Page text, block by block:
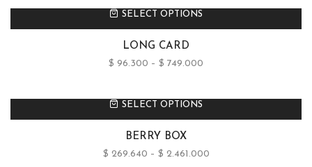
SELECT OPTIONS
LONG CARD
$ 96.300 – $ 749.000
SELECT OPTIONS
BERRY BOX
$ 269.640 – $ 2.461.000